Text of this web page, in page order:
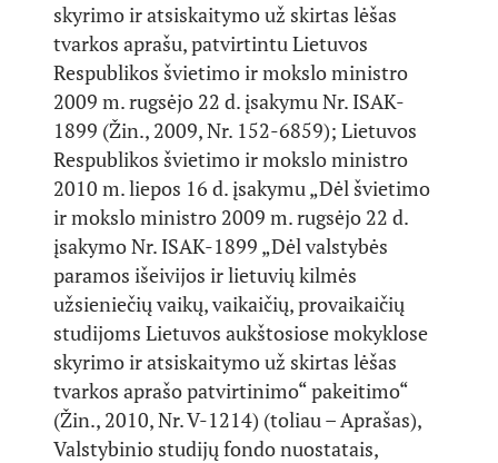
skyrimo ir atsiskaitymo už skirtas lėšas
tvarkos aprašu, patvirtintu Lietuvos
Respublikos švietimo ir mokslo ministro
2009 m. rugsėjo 22 d. įsakymu Nr. ISAK-
1899 (Žin., 2009, Nr. 152-6859); Lietuvos
Respublikos švietimo ir mokslo ministro
2010 m. liepos 16 d. įsakymu „Dėl švietimo
ir mokslo ministro 2009 m. rugsėjo 22 d.
įsakymo Nr. ISAK-1899 „Dėl valstybės
paramos išeivijos ir lietuvių kilmės
užsieniečių vaikų, vaikaičių, provaikaičių
studijoms Lietuvos aukštosiose mokyklose
skyrimo ir atsiskaitymo už skirtas lėšas
tvarkos aprašo patvirtinimo“ pakeitimo“
(Žin., 2010, Nr. V-1214) (toliau – Aprašas),
Valstybinio studijų fondo nuostatais,